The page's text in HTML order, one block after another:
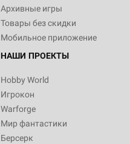
Архивные игры
Товары без скидки
Мобильное приложение
НАШИ ПРОЕКТЫ
Hobby World
Игрокон
Warforge
Мир фантастики
Берсерк